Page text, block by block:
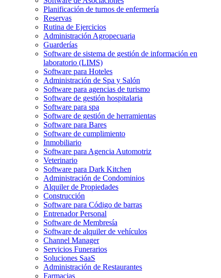
Planificación de turnos de enfermería
Reservas
Rutina de Ejercicios
Administración Agropecuaria
Guarderías
Software de sistema de gestión de información en
laboratorio (LIMS)
Software para Hoteles
Administración de Spa y Salón
Software para agencias de turismo
Software de gestión hospitalaria
Software para spa
Software de gestión de herramientas
Software para Bares
Software de cumplimiento
Inmobiliario
Software para Agencia Automotriz
Veterinario
Software para Dark Kitchen
Administración de Condominios
Alquiler de Propiedades
Construcción
Software para Código de barras
Entrenador Personal
Software de Membresía
Software de alquiler de vehículos
Channel Manager
Servicios Funerarios
Soluciones SaaS
Administración de Restaurantes
Farmacias